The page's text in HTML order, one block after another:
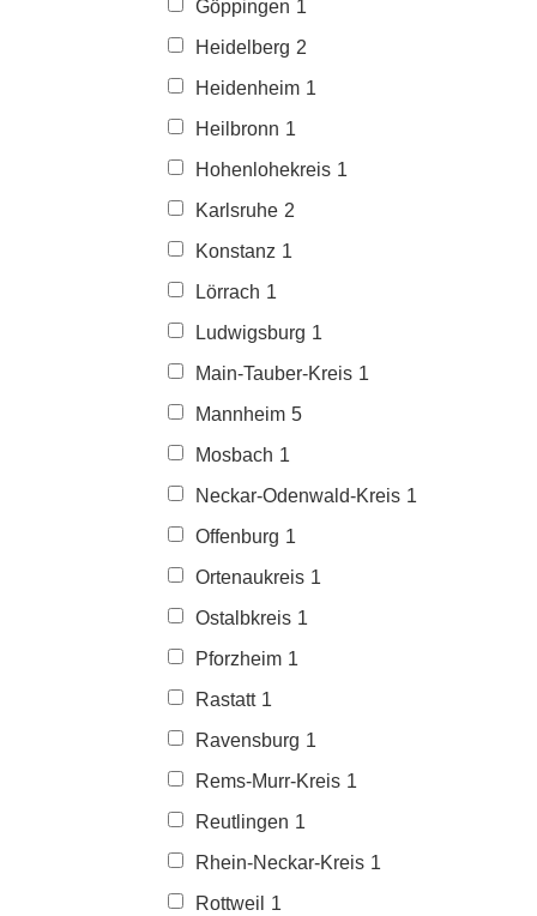
Göppingen 1
Heidelberg 2
Heidenheim 1
Heilbronn 1
Hohenlohekreis 1
Karlsruhe 2
Konstanz 1
Lörrach 1
Ludwigsburg 1
Main-Tauber-Kreis 1
Mannheim 5
Mosbach 1
Neckar-Odenwald-Kreis 1
Offenburg 1
Ortenaukreis 1
Ostalbkreis 1
Pforzheim 1
Rastatt 1
Ravensburg 1
Rems-Murr-Kreis 1
Reutlingen 1
Rhein-Neckar-Kreis 1
Rottweil
1